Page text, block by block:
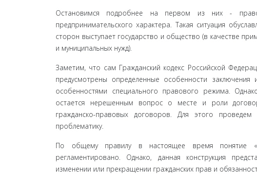
Остановимся подробнее на первом из них -
предприниматель­ского характера. Такая ситуация
сторон выступает государ­ство и общество (в качестве
и муниципальных нужд).
Заметим, что сам Гражданский кодекс Российской
предусмотрены определенные особенности
особен­ностями специального правового режима.
остается нере­шенным вопрос о месте и роли
гражданско-правовых договоров. Для этого
проблематику.
По общему правилу в настоящее время понятие
регламентирова­но. Однако, данная конструкция
изменении или прекращении гражданских прав и